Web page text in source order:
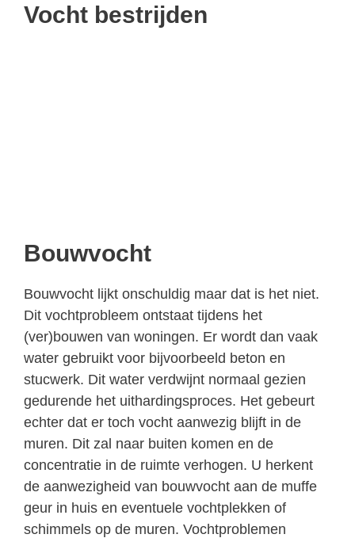
Vocht bestrijden
Bouwvocht
Bouwvocht lijkt onschuldig maar dat is het niet.
Dit vochtprobleem ontstaat tijdens het
(ver)bouwen van woningen. Er wordt dan vaak
water gebruikt voor bijvoorbeeld beton en
stucwerk. Dit water verdwijnt normaal gezien
gedurende het uithardingsproces. Het gebeurt
echter dat er toch vocht aanwezig blijft in de
muren. Dit zal naar buiten komen en de
concentratie in de ruimte verhogen. U herkent
de aanwezigheid van bouwvocht aan de muffe
geur in huis en eventuele vochtplekken of
schimmels op de muren. Vochtproblemen